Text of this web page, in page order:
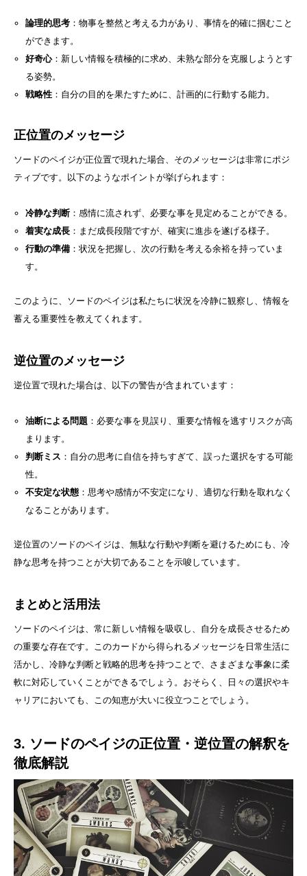
論理的思考：物事を整然と考える力があり、事情を的確に掴むこと
ができます。
好奇心：新しい情報を積極的に求め、未熟な部分を克服しようとす
る姿勢。
戦略性：自分の目的を果たすために、計画的に行動する能力。
正位置のメッセージ
ソードのペイジが正位置で現れた場合、そのメッセージは非常にポジ
ティブです。以下のようなポイントが挙げられます：
冷静な判断：感情に流されず、必要な事を見定めることができる。
着実な成長：まだ成長段階ですが、確実に進歩を遂げる様子。
行動の準備：状況を把握し、次の行動を考える余裕を持っていま
す。
このように、ソードのペイジは私たちに状況を冷静に観察し、情報を
蓄える重要性を教えてくれます。
逆位置のメッセージ
逆位置で現れた場合は、以下の警告が含まれています：
油断による問題 ：必要な事を見誤り、重要な情報を逃すリスクが高
まります。
判断ミス ：自分の思考に自信を持ちすぎて、誤った選択をする可能
性。
不安定な状態：思考や感情が不安定になり、適切な行動を取れなく
なることがあります。
逆位置のソードのペイジは、無駄な行動や判断を避けるためにも、冷
静な思考を持つことが大切であることを示唆しています。
まとめと活用法
ソードのペイジは、常に新しい情報を吸収し、自分を成長させるため
の重要な存在です。このカードから得られるメッセージを日常生活に
活かし、冷静な判断と戦略的思考を持つことで、さまざまな事象に柔
軟に対応していくことができるでしょう。おそらく、日々の選択やキ
ャリアにおいても、この知恵が大いに役立つことでしょう。
3. ソードのペイジの正位置・逆位置の解釈を
徹底解説